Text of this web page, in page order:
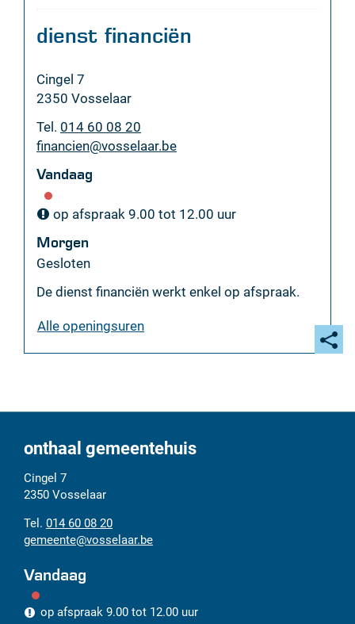
dienst financiën
Adres
Cingel 7
,2350 Vosselaar
Tel. 014 60 08 20
E-
financien@vosselaar.be
Vandaag
op afspraak 9.00 tot 12.00 uur
Morgen
Gesloten
De dienst financiën werkt enkel op afspraak.
Alle openingsurendienst
onthaal gemeentehuis
Adres
Cingel 7
2350 Vosselaar
Tel.
014 60 08 20
E-
mail
gemeente@vosselaar.be
Vandaag
op afspraak 9.00 tot 12.00 uur